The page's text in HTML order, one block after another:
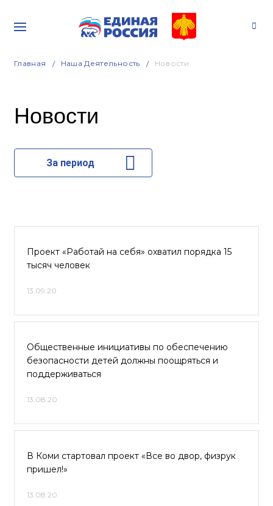
Главная Наша Деятельность Новости
Новости
За период
Проект «Работай на себя» охватил порядка 15
тысяч человек
13.09.20
Общественные инициативы по обеспечению
безопасности детей должны поощряться и
поддерживаться
13.08.20
В Коми стартовал проект «Все во двор, физрук
пришел!»
13.08.20